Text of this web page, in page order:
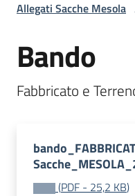
Atti
Bandi
Progetti
Allegati Sacche Mesola
Bando
Fabbricato e
(PDF - 25,2 KB)